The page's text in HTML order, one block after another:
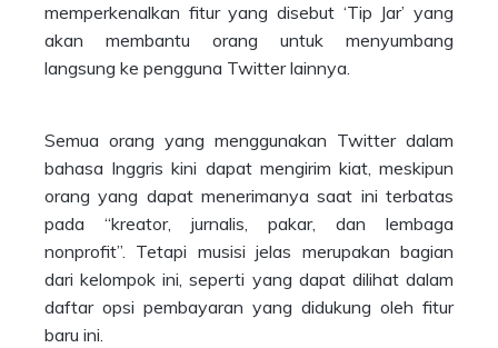
memperkenalkan fitur yang disebut ‘Tip Jar’ yang
akan membantu orang untuk menyumbang
langsung ke pengguna Twitter lainnya.
Semua orang yang menggunakan Twitter dalam
bahasa Inggris kini dapat mengirim kiat, meskipun
orang yang dapat menerimanya saat ini terbatas
pada “kreator, jurnalis, pakar, dan lembaga
nonprofit”. Tetapi musisi jelas merupakan bagian
dari kelompok ini, seperti yang dapat dilihat dalam
daftar opsi pembayaran yang didukung oleh fitur
baru ini.